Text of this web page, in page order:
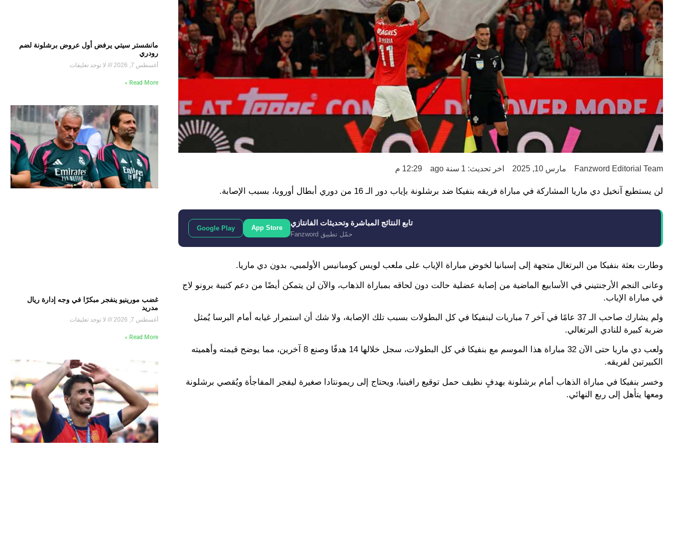
Fanzword Editorial Team مارس 10, 2025 اخر تحديث: 1 سنة ago 12:29 م
لن يستطيع آنخيل دي ماريا المشاركة في مباراة فريقه بنفيكا ضد برشلونة بإياب دور الـ 16 من دوري أبطال أوروبا، بسبب الإصابة.
تابع النتائج المباشرة وتحديثات الفانتازي
حمّل تطبيق Fanzword
App Store
Google Play
وطارت بعثة بنفيكا من البرتغال متجهة إلى إسبانيا لخوض مباراة الإياب على ملعب لويس كومبانيس الأولمبي، بدون دي ماريا.
وعانى النجم الأرجنتيني في الأسابيع الماضية من إصابة عضلية حالت دون لحاقه بمباراة الذهاب، والآن لن يتمكن أيضًا من دعم كتيبة برونو لاج
في مباراة الإياب.
ولم يشارك صاحب الـ 37 عامًا في آخر 7 مباريات لبنفيكا في كل البطولات بسبب تلك الإصابة، ولا شك أن استمرار غيابه أمام البرسا يُمثل
ضربة كبيرة للنادي البرتغالي.
ولعب دي ماريا حتى الآن 32 مباراة هذا الموسم مع بنفيكا في كل البطولات، سجل خلالها 14 هدفًا وصنع 8 آخرين، مما يوضح قيمته وأهميته
الكبيرتين لفريقه.
وخسر بنفيكا في مباراة الذهاب أمام برشلونة بهدفٍ نظيف حمل توقيع رافينيا، ويحتاج إلى ريمونتادا صغيرة ليفجر المفاجأة ويُقصي برشلونة
ومعها يتأهل إلى ربع النهائي.
مانشستر سيتي يرفض أول عروض برشلونة لضم
رودري
أغسطس 7, 2026 لا توجد تعليقات
Read More »
غضب مورينيو ينفجر مبكرًا في وجه إدارة ريال
مدريد
أغسطس 7, 2026 لا توجد تعليقات
Read More »